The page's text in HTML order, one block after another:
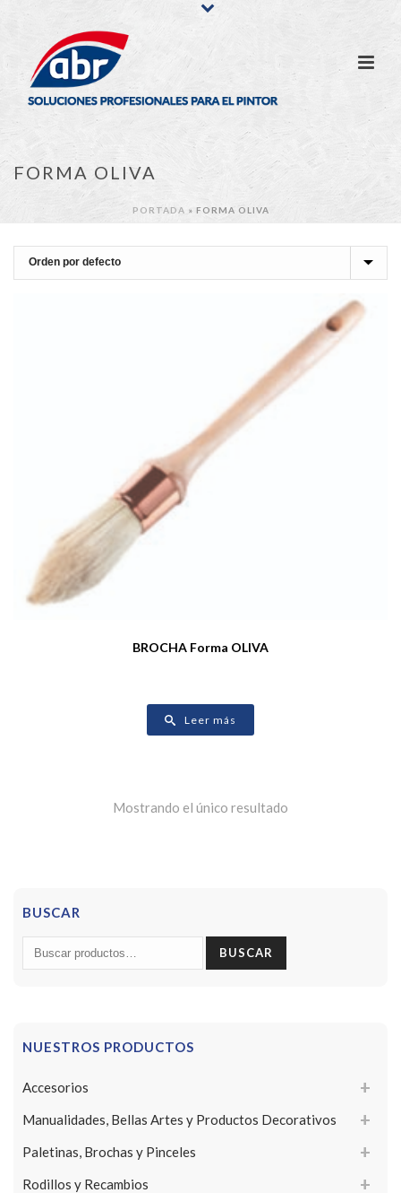
FORMA OLIVA
PORTADA » FORMA OLIVA
BROCHA Forma OLIVA
Leer más
Mostrando el único resultado
BUSCAR
Buscar
por:
BUSCAR
NUESTROS PRODUCTOS
Accesorios
Manualidades, Bellas Artes y Productos Decorativos
Paletinas, Brochas y Pinceles
Rodillos y Recambios